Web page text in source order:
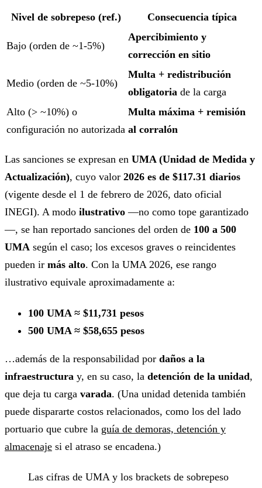
Nivel de sobrepeso (ref.) Consecuencia típica
Bajo (orden de ~1-5%)
Apercibimiento y
corrección en sitio
Medio (orden de ~5-10%)
Multa + redistribución
obligatoria de la carga
Alto (> ~10%) o
configuración no autorizada
Multa máxima + remisión
al corralón
Las sanciones se expresan en UMA (Unidad de Medida y
Actualización), cuyo valor 2026 es de $117.31 diarios
(vigente desde el 1 de febrero de 2026, dato oficial
INEGI). A modo ilustrativo —no como tope garantizado
—, se han reportado sanciones del orden de 100 a 500
UMA según el caso; los excesos graves o reincidentes
pueden ir más alto. Con la UMA 2026, ese rango
ilustrativo equivale aproximadamente a:
100 UMA ≈ $11,731 pesos
500 UMA ≈ $58,655 pesos
…además de la responsabilidad por daños a la
infraestructura y, en su caso, la detención de la unidad,
que deja tu carga varada. (Una unidad detenida también
puede dispararte costos relacionados, como los del lado
portuario que cubre la guía de demoras, detención y
almacenaje si el atraso se encadena.)
Las cifras de UMA y los brackets de sobrepeso